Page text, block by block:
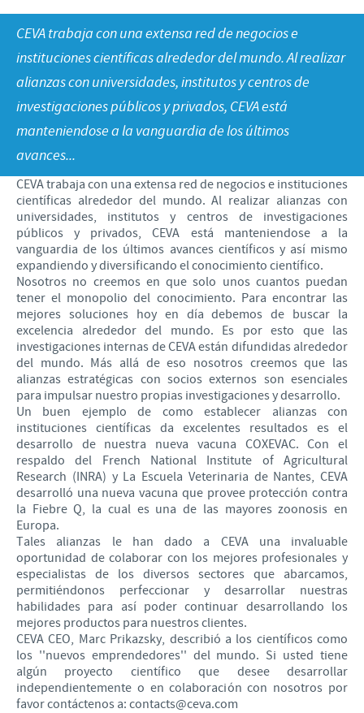
Programas de Ayuda
Contribuciones
Enfoque sobre la responsabilidad
Alianzas Científicas y Comerciales
Formulario de Contacto
REPORTE DE EVENTOS ADVERSOS
Farmacovigilancia
CEVA trabaja con una extensa red de negocios e
instituciones científicas alrededor del mundo. Al realizar
alianzas con universidades, institutos y centros de
investigaciones públicos y privados, CEVA está
manteniendose a la vanguardia de los últimos
avances...
CEVA trabaja con una extensa red de negocios e instituciones
científicas alrededor del mundo. Al realizar alianzas con
universidades, institutos y centros de investigaciones
públicos y privados, CEVA está manteniendose a la
vanguardia de los últimos avances científicos y así mismo
expandiendo y diversificando el conocimiento científico.
Nosotros no creemos en que solo unos cuantos puedan
tener el monopolio del conocimiento. Para encontrar las
mejores soluciones hoy en día debemos de buscar la
excelencia alrededor del mundo. Es por esto que las
investigaciones internas de CEVA están difundidas alrededor
del mundo. Más allá de eso nosotros creemos que las
alianzas estratégicas con socios externos son esenciales
para impulsar nuestro propias investigaciones y desarrollo.
Un buen ejemplo de como establecer alianzas con
instituciones científicas da excelentes resultados es el
desarrollo de nuestra nueva vacuna COXEVAC. Con el
respaldo del French National Institute of Agricultural
Research (INRA) y La Escuela Veterinaria de Nantes, CEVA
desarrolló una nueva vacuna que provee protección contra
la Fiebre Q, la cual es una de las mayores zoonosis en
Europa.
Tales alianzas le han dado a CEVA una invaluable
oportunidad de colaborar con los mejores profesionales y
especialistas de los diversos sectores que abarcamos,
permitiéndonos perfeccionar y desarrollar nuestras
habilidades para así poder continuar desarrollando los
mejores productos para nuestros clientes.
CEVA CEO, Marc Prikazsky, describió a los científicos como
los ''nuevos emprendedores'' del mundo. Si usted tiene
algún proyecto científico que desee desarrollar
independientemente o en colaboración con nosotros por
favor contáctenos a: contacts@ceva.com